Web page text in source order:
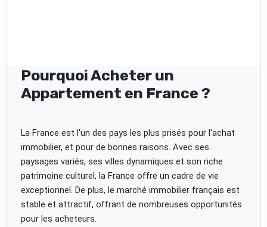
Pourquoi Acheter un
Appartement en France ?
La France est l'un des pays les plus prisés pour l'achat
immobilier, et pour de bonnes raisons. Avec ses
paysages variés, ses villes dynamiques et son riche
patrimoine culturel, la France offre un cadre de vie
exceptionnel. De plus, le marché immobilier français est
stable et attractif, offrant de nombreuses opportunités
pour les acheteurs.